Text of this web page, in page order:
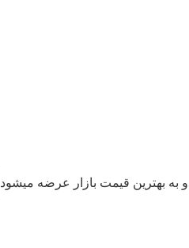
به بهترین قیمت بازار عرضه میشود